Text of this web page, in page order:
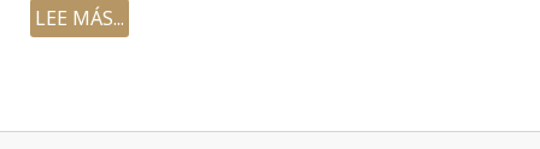
LEE MÁS...